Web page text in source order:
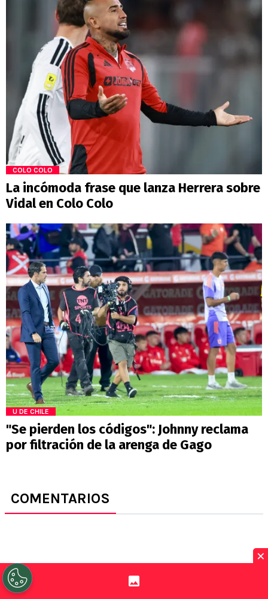
COLO COLO
La incómoda frase que lanza Herrera sobre
Vidal en Colo Colo
U DE CHILE
"Se pierden los códigos": Johnny reclama
por filtración de la arenga de Gago
COMENTARIOS
TOP REDGOL
×